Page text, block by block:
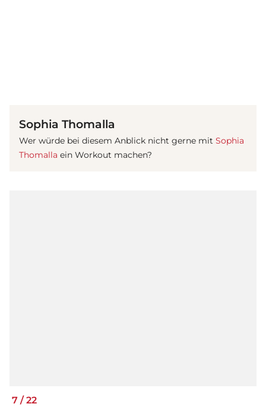
Sophia Thomalla
Wer würde bei diesem Anblick nicht gerne mit Sophia
Thomalla ein Workout machen?
7 / 22